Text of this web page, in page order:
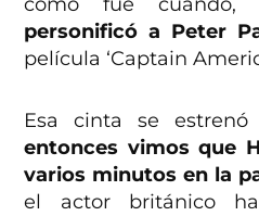
personificó a Peter
película ‘Captain
Esa cinta se
entonces vimos que
varios minutos en la
el actor británico